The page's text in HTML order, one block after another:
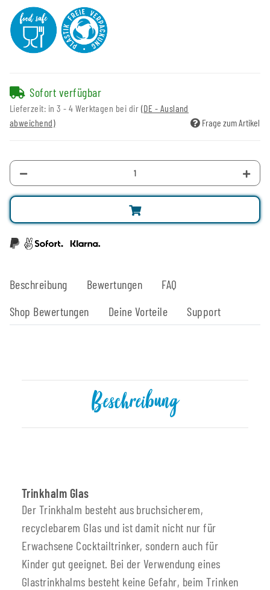
Sofort verfügbar
Lieferzeit: in 3 - 4 Werktagen bei dir (DE - Ausland
abweichend)
Frage zum Artikel
Beschreibung Bewertungen
FAQ
Shop Bewertungen
Deine Vorteile Support
Beschreibung
Trinkhalm Glas
Der Trinkhalm besteht aus bruchsicherem,
recyclebarem Glas und ist damit nicht nur für
Erwachsene Cocktailtrinker, sondern auch für
Kinder gut geeignet. Bei der Verwendung eines
Glastrinkhalms besteht keine Gefahr, beim Trinken